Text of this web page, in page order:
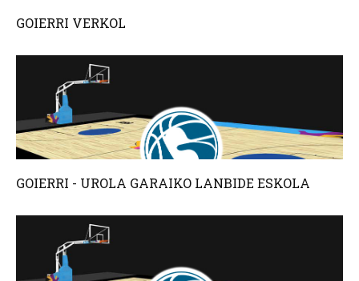
GOIERRI VERKOL
GOIERRI - UROLA GARAIKO LANBIDE ESKOLA